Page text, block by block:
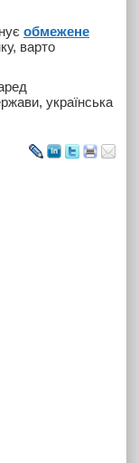
обмежене
варто
українська